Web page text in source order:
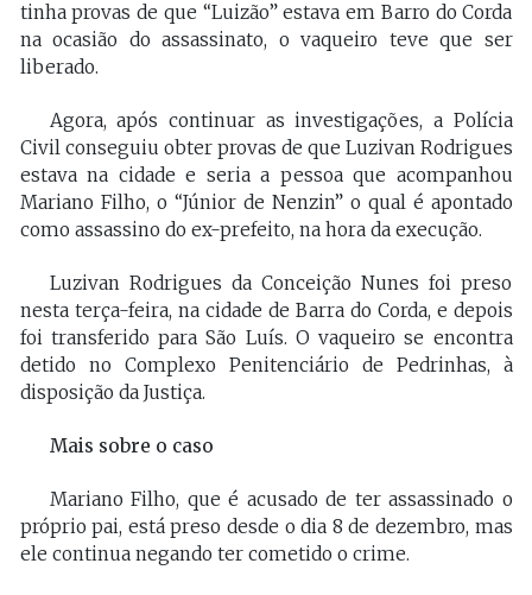
tinha provas de que “Luizão” estava em Barro do Corda
na ocasião do assassinato, o vaqueiro teve que ser
liberado.
Agora, após continuar as investigações, a Polícia
Civil conseguiu obter provas de que Luzivan Rodrigues
estava na cidade e seria a pessoa que acompanhou
Mariano Filho, o “Júnior de Nenzin” o qual é apontado
como assassino do ex-prefeito, na hora da execução.
Luzivan Rodrigues da Conceição Nunes foi preso
nesta terça-feira, na cidade de Barra do Corda, e depois
foi transferido para São Luís. O vaqueiro se encontra
detido no Complexo Penitenciário de Pedrinhas, à
disposição da Justiça.
Mais sobre o caso
Mariano Filho, que é acusado de ter assassinado o
próprio pai, está preso desde o dia 8 de dezembro, mas
ele continua negando ter cometido o crime.